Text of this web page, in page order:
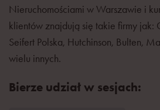
Nieruchomościami w Warszawie i
klientów znajdują się takie firmy jak:
Seifert Polska, Hutchinson, Bulten,
wielu innych.
Bierze udział w sesjach: